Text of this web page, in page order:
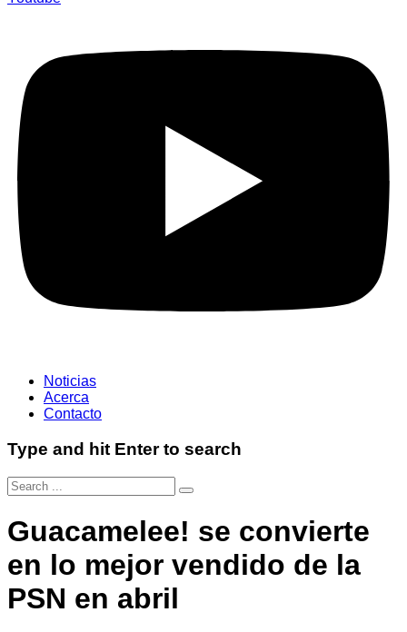
Noticias
Acerca
Contacto
Type and hit Enter to search
Guacamelee! se convierte
en lo mejor vendido de la
PSN en abril